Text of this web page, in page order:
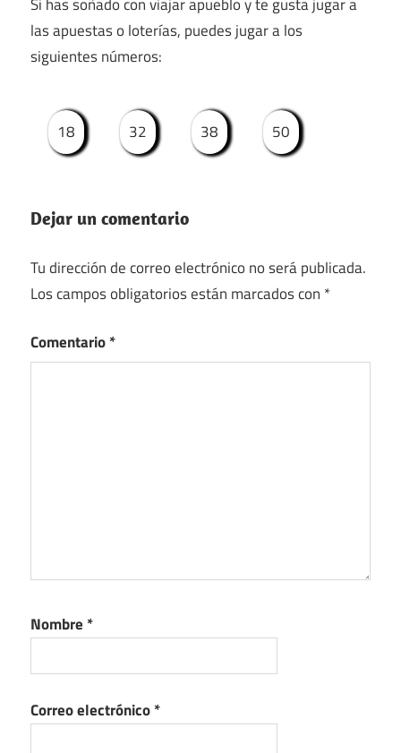
las apuestas o loterías, puedes jugar a los
siguientes números:
18 32 38 50
Dejar un comentario
Tu dirección de correo electrónico no será publicada.
Los campos obligatorios están marcados con *
Comentario*
Nombre *
Correo electrónico*